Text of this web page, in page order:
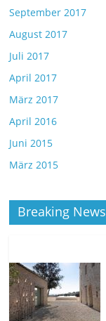
September 2017
August 2017
Juli 2017
April 2017
März 2017
April 2016
Juni 2015
März 2015
Breaking News